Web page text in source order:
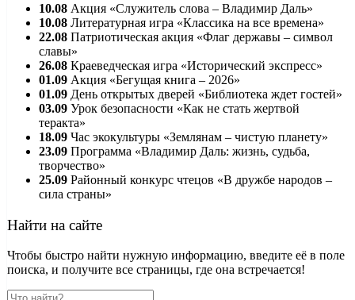
10.08 Акция «Служитель слова – Владимир Даль»
10.08 Литературная игра «Классика на все времена»
22.08 Патриотическая акция «Флаг державы – символ
славы»
26.08 Краеведческая игра «Исторический экспресс»
01.09 Акция «Бегущая книга – 2026»
01.09 День открытых дверей «Библиотека ждет гостей»
03.09 Урок безопасности «Как не стать жертвой
теракта»
18.09 Час экокультуры «Землянам – чистую планету»
23.09 Программа «Владимир Даль: жизнь, судьба,
творчество»
25.09 Районный конкурс чтецов «В дружбе народов –
сила страны»
Найти на сайте
Чтобы быстро найти нужную информацию, введите её в поле
поиска, и получите все страницы, где она встречается!